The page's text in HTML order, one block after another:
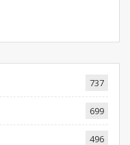
737
699
496